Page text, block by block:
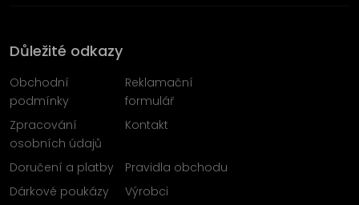
Důležité odkazy
Obchodní
podmínky
Reklamační
formulář
Zpracování
osobních údajů
Kontakt
Doručení a platby
Pravidla obchodu
Dárkové poukázy
Výrobci